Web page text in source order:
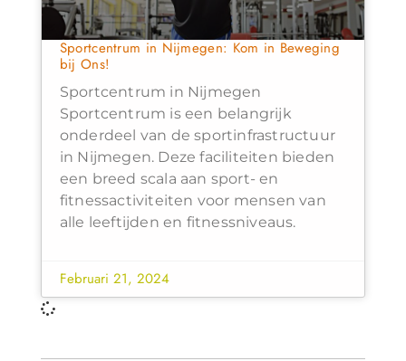
Sportcentrum in Nijmegen: Kom in Beweging
bij Ons!
Sportcentrum in Nijmegen
Sportcentrum is een belangrijk
onderdeel van de sportinfrastructuur
in Nijmegen. Deze faciliteiten bieden
een breed scala aan sport- en
fitnessactiviteiten voor mensen van
alle leeftijden en fitnessniveaus.
Februari 21, 2024